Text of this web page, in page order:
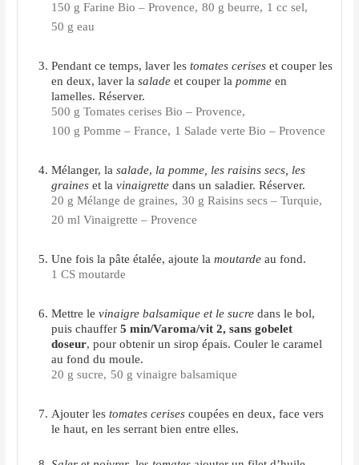
150 g Farine Bio – Provence, 80 g beurre, 1 cc sel,
50 g eau
Pendant ce temps, laver les tomates ceriseset couper les
en deux, laver lasalade et couper lapomme en
lamelles. Réserver.
500 g Tomates cerises Bio – Provence,
100 g Pomme – France, 1 Salade verte Bio – Provence
Mélanger, lasalade, la pomme, les raisins secs, les
graines et lavinaigrettedans un saladier. Réserver.
20 g Mélange de graines, 30 g Raisins secs – Turquie,
20 ml Vinaigrette – Provence
Une fois la pâte étalée, ajoute la moutarde au fond.
1 CS moutarde
Mettre levinaigre balsamique et le sucre dans le bol,
puis chauffer5 min/Varoma/vit 2, sans gobelet
doseur, pour obtenir un sirop épais. Couler le caramel
au fond du moule.
20 g sucre, 50 g vinaigre balsamique
Ajouter lestomates cerises coupées en deux, face vers
le haut, en les serrant bien entre elles.